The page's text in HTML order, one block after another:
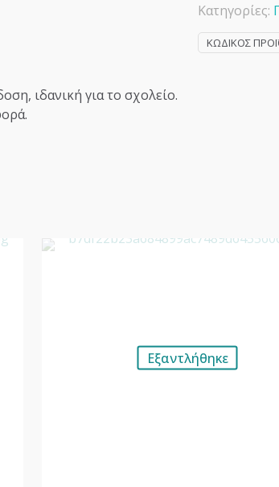
Κατηγορίες:
ΚΩΔΙΚΌΣ
ιδανική για το σχολείο.
Εξαντλήθηκε